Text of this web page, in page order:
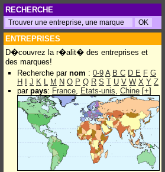
RECHERCHE
ENTREPRISES
D�couvrez la r�alit� des entreprises et
des marques!
Recherche par nom : 0-9 A B C D E F G
H
J K L M N O P Q R S T U V W X Y Z
par pays: France, Etats-unis, Chine [+]